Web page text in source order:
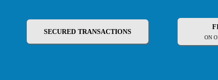
SECURED TRANSACTIONS
ON